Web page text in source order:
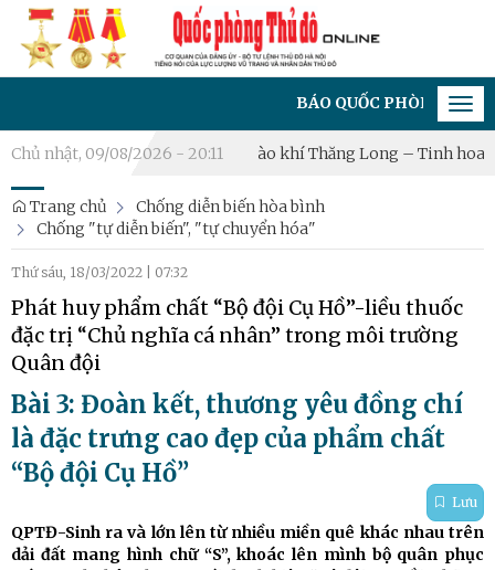
BÁO QUỐC PHÒNG THỦ ĐÔ -
Chủ nhật, 09/08/2026 - 20:11
Quốc tế Hà Nội 2026: “Hào khí Thăng Long – Tinh hoa võ
Trang chủ
Chống diễn biến hòa bình
Chống "tự diễn biến", "tự chuyển hóa"
Thứ sáu, 18/03/2022 07:32
Phát huy phẩm chất “Bộ đội Cụ Hồ”-liều thuốc
đặc trị “Chủ nghĩa cá nhân” trong môi trường
Quân đội
Bài 3: Đoàn kết, thương yêu đồng chí
là đặc trưng cao đẹp của phẩm chất
“Bộ đội Cụ Hồ”
Lưu
QPTĐ-Sinh ra và lớn lên từ nhiều miền quê khác nhau trên
dải đất mang hình chữ “S”, khoác lên mình bộ quân phục